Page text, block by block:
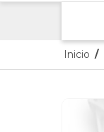
Inicio /